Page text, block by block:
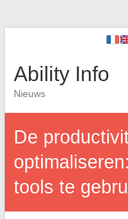
Ability Info
Nieuws
De
tools te